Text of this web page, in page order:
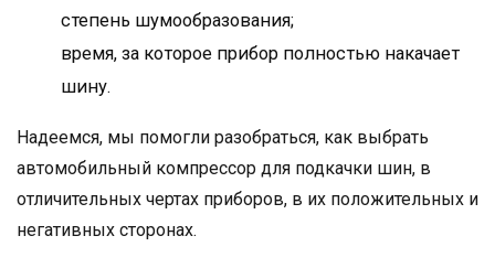
степень шумообразования;
время, за которое прибор полностью накачает
шину.
Надеемся, мы помогли разобраться, как выбрать
автомобильный компрессор для подкачки шин, в
отличительных чертах приборов, в их положительных и
негативных сторонах.